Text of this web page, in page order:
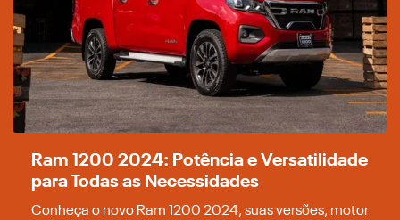
Ram 1200 2024: Potência e Versatilidade
para Todas as Necessidades
Conheça o novo Ram 1200 2024, suas versões, motor